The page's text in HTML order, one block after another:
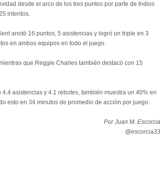
desde el arco de los tres puntos por parte de Indios
intentos.
anotó 16 puntos, 5 asistencias y logró un triple en 3
en ambos equipos en todo el juego.
que Reggie Charles también destacó con 15
asistencias y 4.1 rebotes, también muestra un 40% en
esto en 34 minutos de promedio de acción por juego.
Por Juan M. Escorcia
@escorcia33